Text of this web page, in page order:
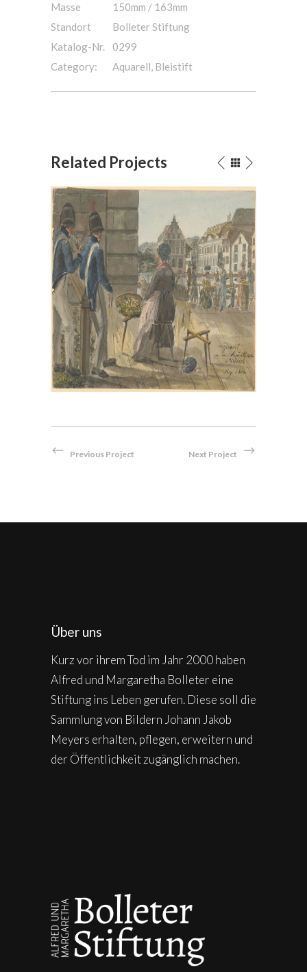
Masse
150mm / 163mm
Standort
Bolleter Stiftung
Katalog-Nr.
0299
Category:
Aquarell, Bleistift
Related Projects
Bei der Hauptwache in Zürich,
1814
Aquarell
Das
Previous Project Next Project
Über uns
Kurz vor ihrem Tod im Jahr 2000 haben
Alfred und Margaretha Bolleter eine
Stiftung ins Leben gerufen. Diese soll die
Sammlung von Bildern Johann Jakob
Meyers erhalten, pflegen, erweitern und
der Öffentlichkeit zugänglich machen.